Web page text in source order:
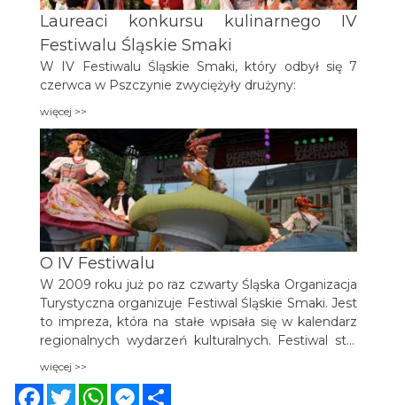
Laureaci konkursu kulinarnego IV
Festiwalu Śląskie Smaki
W IV Festiwalu Śląskie Smaki, który odbył się 7
czerwca w Pszczynie zwyciężyły drużyny:
więcej >>
O IV Festiwalu
W 2009 roku już po raz czwarty Śląska Organizacja
Turystyczna organizuje Festiwal Śląskie Smaki. Jest
to impreza, która na stałe wpisała się w kalendarz
regionalnych wydarzeń kulturalnych. Festiwal stał
województwie śląskim. Jego rangę i renomę
potwierdził również Certyfikat za Najlepszy
więcej >>
FacebookTwitterWhatsAppMessenger